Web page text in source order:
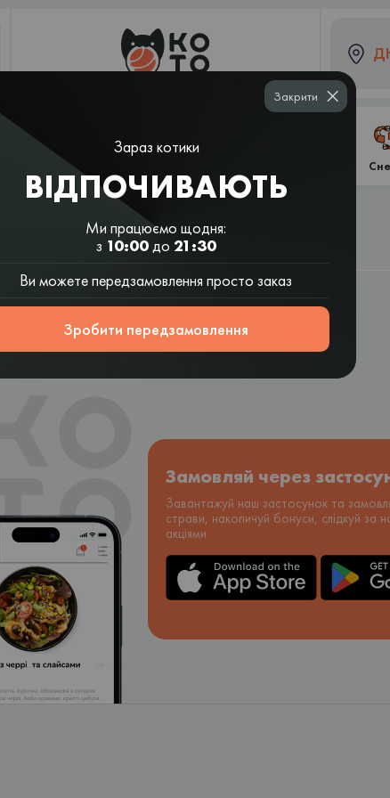
шаурма
азійські супи
Замовляй через
Завантажуй наш застосунок та
страви, накопичуй бонуси, слідкуй за
акціями.
Зараз котики
ВІДПОЧИВАЮТЬ
Ми працюємо щодня:
з 10:00до 21:30
Ви можете передзамовлення просто заказ
Зробити передзамовлення
Закрити